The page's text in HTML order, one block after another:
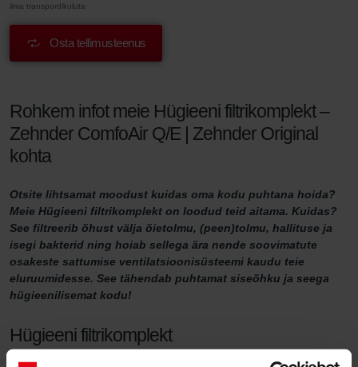
ilma transpordikuluta
Osta tellimusteenus
Rohkem infot meie Hügieeni filtrikomplekt –
Zehnder ComfoAir Q/E | Zehnder Original
kohta
Otsite lihtsamat moodust kuidas oma kodu puhtana hoida?
Meie Hügieeni filtrikomplekt on loodud teid aitama. Kuidas?
See filtreerib õhust välja õietolmu, (peen)tolmu, hallituse ja
isegi bakterid ning hoiab sellega ära nende soovimatute
osakeste sattumise ventilatsioonisüsteemi kaudu teie
eluruumidesse. See tähendab puhtamat siseõhku ja seega
hügieenilisemat kodu!
Hügieeni filtrikomplekt